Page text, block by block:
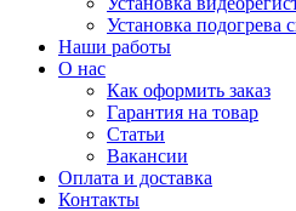
Установка подогрева
Наши работы
О нас
Как оформить заказ
Гарантия на товар
Статьи
Вакансии
Оплата и доставка
Контакты